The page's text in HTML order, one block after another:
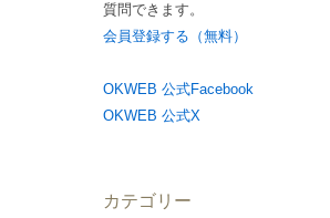
質問できます。
会員登録する（無料）
OKWEB 公式Facebook
OKWEB 公式X
カテゴリー